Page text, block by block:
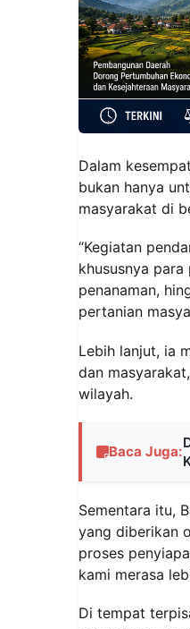
Dalam
bukan hanya
masyarakat di
“Kegiatan
khususnya
penanaman,
pertanian
Lebih lanjut, ia
dan
wilayah.
Baca Juga:
Sementara itu,
yang diberikan
proses
kami merasa
Di tempat